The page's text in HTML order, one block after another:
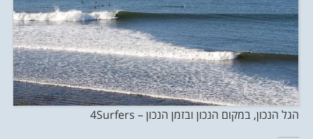
הגל הנכון, במקום הנכון ובזמן הנכון – 4Surfers